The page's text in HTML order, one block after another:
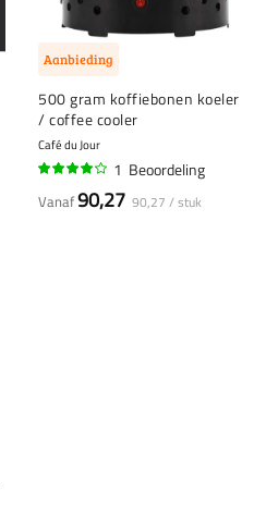
Aanbieding
500 gram koffiebonen koeler
/ coffee cooler
Café du Jour
1 Beoordeling
Vanaf90,27 90,27 / stuk